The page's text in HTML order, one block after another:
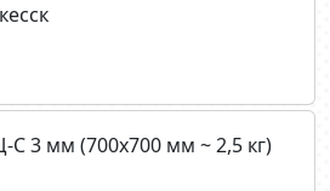
3 мм (700х700 мм ~ 2,5 кг)